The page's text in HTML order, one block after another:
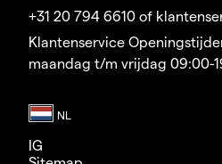
+31 20 794 6610 of
Klantenservice
maandag t/m vrijdag 09:00-
IG